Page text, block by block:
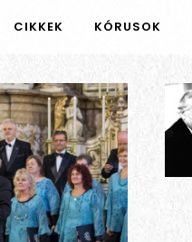
CIKKEK KÓRUSOK